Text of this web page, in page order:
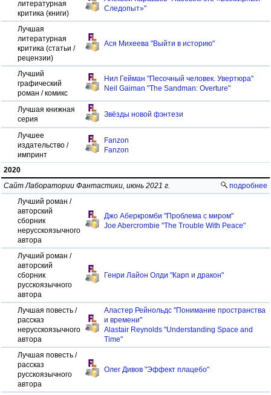
литературная
критика (книги)
Следопыт»"
Лучшая
литературная
критика (статьи /
рецензии)
Ася Михеева "Выйти в историю"
Лучший
графический
роман / комикс
Нил Гейман "Песочный человек. Увертюра"
Neil Gaiman "The Sandman: Overture"
Лучшая книжная
серия
Звёзды новой фэнтези
Лучшее
издательство /
импринт
Fanzon
Fanzon
2020
подробнее
Сайт Лаборатории Фантастики, июнь 2021 г.
Лучший роман /
авторский
сборник
нерусскоязычного
автора
Джо Аберкромби "Проблема с миром"
Joe Abercrombie "The Trouble With Peace"
Лучший роман /
авторский
сборник
русскоязычного
автора
Генри Лайон Олди "Карп и дракон"
Лучшая повесть /
рассказ
нерусскоязычного
автора
Аластер Рейнольдс "Понимание пространства
и времени"
Alastair Reynolds "Understanding Space and
Time"
Лучшая повесть /
рассказ
русскоязычного
автора
Олег Дивов "Эффект плацебо"